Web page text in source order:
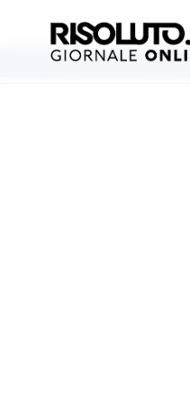
AGGIORNAMENTI
dopo Manuela Levorato